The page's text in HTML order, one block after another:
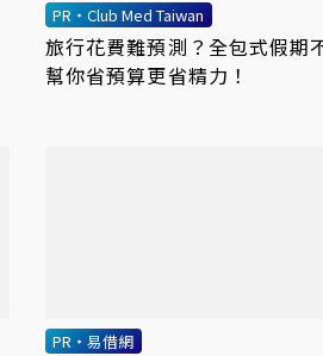
PR・Club Med Taiwan
旅行花費難預測？全包式假期
幫你省預算更省精力！
PR・易借網